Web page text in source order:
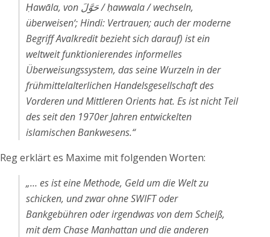
Ḥawāla, von ‏حَوَّلَ‎ / ḥawwala / wechseln,
überweisen‘; Hindi: Vertrauen; auch der moderne
Begriff Avalkredit bezieht sich darauf) ist ein
weltweit funktionierendes informelles
Überweisungssystem, das seine Wurzeln in der
frühmittelalterlichen Handelsgesellschaft des
Vorderen und Mittleren Orients hat. Es ist nicht Teil
des seit den 1970er Jahren entwickelten
islamischen Bankwesens.“
Reg erklärt es Maxime mit folgenden Worten:
„… es ist eine Methode, Geld um die Welt zu
schicken, und zwar ohne SWIFT oder
Bankgebühren oder irgendwas von dem Scheiß,
mit dem Chase Manhattan und die anderen